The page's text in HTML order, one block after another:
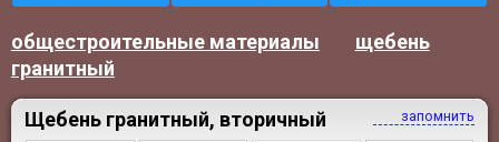
общестроительные материалы
щебень
гранитный
запомнить
Щебень гранитный, вторичный